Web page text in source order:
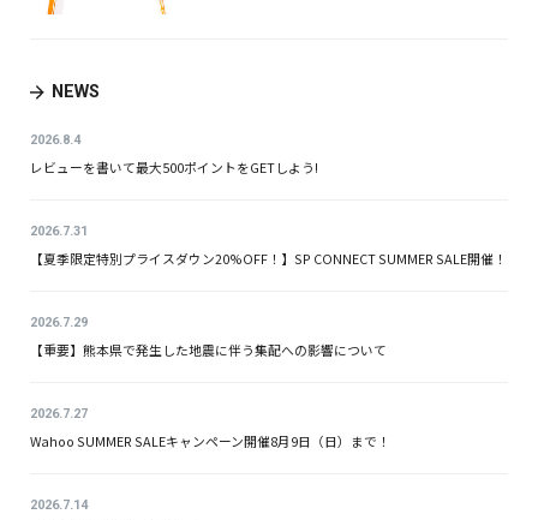
NEWS
2026.8.4
レビューを書いて最大500ポイントをGETしよう!
2026.7.31
【夏季限定特別プライスダウン20%OFF！】SP CONNECT SUMMER SALE開催！
2026.7.29
【重要】熊本県で発生した地震に伴う集配への影響について
2026.7.27
Wahoo SUMMER SALEキャンペーン開催8月9日（日）まで！
2026.7.14